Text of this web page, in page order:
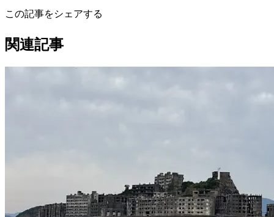
この記事をシェアする
関連記事